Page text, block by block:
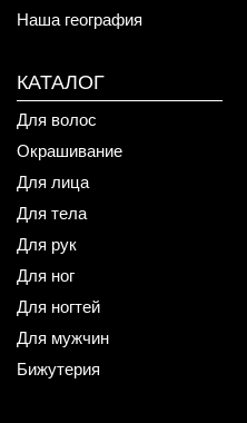
Наша география
КАТАЛОГ
Для волос
Окрашивание
Для лица
Для тела
Для рук
Для ног
Для ногтей
Для мужчин
Бижутерия